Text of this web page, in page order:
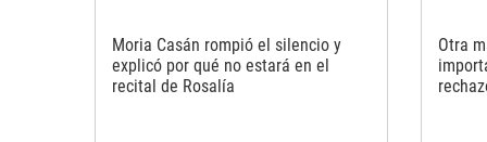
Moria Casán rompió el silencio y
explicó por qué no estará en el
recital de Rosalía
Otra